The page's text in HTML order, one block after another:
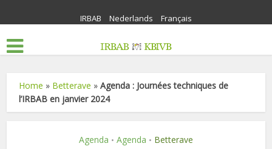
IRBAB Nederlands Français
Home » Betterave »Agenda : Journées techniques de
l’IRBAB en janvier 2024
Agenda • Agenda • Betterave